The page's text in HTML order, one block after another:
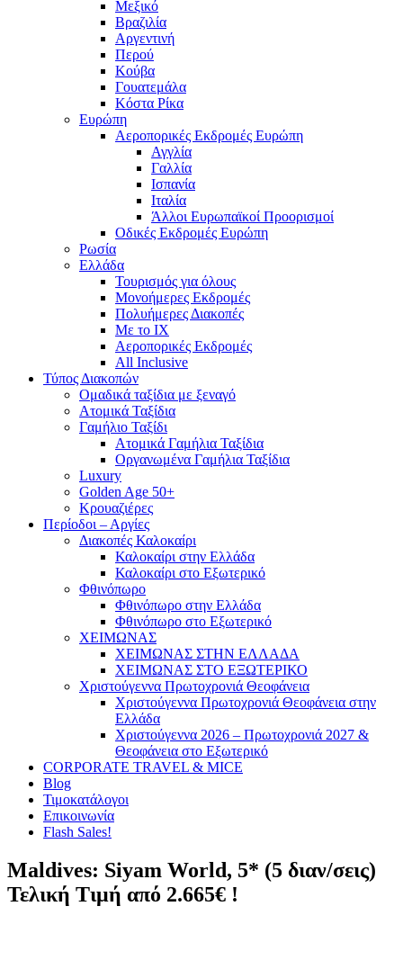
Μεξικό
Βραζιλία
Αργεντινή
Περού
Κούβα
Γουατεμάλα
Κόστα Ρίκα
Ευρώπη
Αεροπορικές Εκδρομές Ευρώπη
Αγγλία
Γαλλία
Ισπανία
Ιταλία
Άλλοι Ευρωπαϊκοί Προορισμοί
Οδικές Εκδρομές Ευρώπη
Ρωσία
Ελλάδα
Τουρισμός για όλους
Mονοήμερες Εκδρομές
Πολυήμερες Διακοπές
Με το ΙΧ
Αεροπορικές Εκδρομές
All Inclusive
Τύπος Διακοπών
Ομαδικά ταξίδια με ξεναγό
Ατομικά Ταξίδια
Γαμήλιο Ταξίδι
Ατομικά Γαμήλια Ταξίδια
Οργανωμένα Γαμήλια Ταξίδια
Luxury
Golden Age 50+
Κρουαζιέρες
Περίοδοι – Αργίες
Διακοπές Καλοκαίρι
Καλοκαίρι στην Ελλάδα
Καλοκαίρι στο Εξωτερικό
Φθινόπωρο
Φθινόπωρο στην Ελλάδα
Φθινόπωρο στο Εξωτερικό
ΧΕΙΜΩΝΑΣ
ΧΕΙΜΩΝΑΣ ΣΤΗΝ ΕΛΛΑΔΑ
ΧΕΙΜΩΝΑΣ ΣΤΟ ΕΞΩΤΕΡΙΚΟ
Χριστούγεννα Πρωτοχρονιά Θεοφάνεια
Χριστούγεννα Πρωτοχρονιά Θεοφάνεια στην
Ελλάδα
Χριστούγεννα 2026 – Πρωτοχρονιά 2027 &
Θεοφάνεια στο Εξωτερικό
CORPORATE TRAVEL & MICE
Blog
Τιμοκατάλογοι
Επικοινωνία
Flash Sales!
Maldives: Siyam World, 5* (5 διαν/σεις)
Τελική Τιμή από 2.665€ !